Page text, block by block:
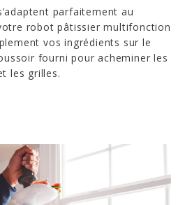
parfaitement au
robot pâtissier multifonction
vos ingrédients sur le
fourni pour acheminer les
les grilles.